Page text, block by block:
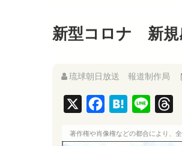
新型コロナ 新規
琉球朝日放送 報道制作局
c
H
t
n
r
著作権や肖像権などの都合により、